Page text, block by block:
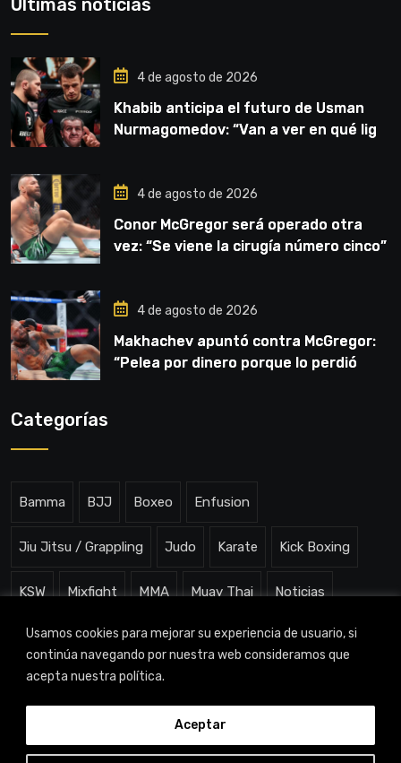
Usamos cookies para mejorar su experiencia de usuario, si
continúa navegando por nuestra web consideramos que
acepta nuestra política.
Aceptar
4 de agosto de 2026
Khabib anticipa el futuro de Usman
Nurmagomedov: “Van a ver en qué liga
4 de agosto de 2026
Conor McGregor será operado otra
vez: “Se viene la cirugía número cinco”
4 de agosto de 2026
Makhachev apuntó contra McGregor:
“Pelea por dinero porque lo perdió
Categorías
Bamma BJJ Boxeo Enfusion
Jiu Jitsu / Grappling Judo Karate Kick Boxing
KSW Mixfight MMA Muay Thai Noticias
One ChampionShip Slam Arena Uncategorized
TITAN CHANNEL © 2023 |Aviso legal|Política de